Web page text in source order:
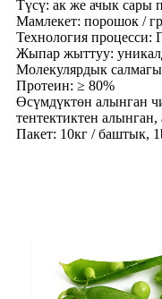
Түсү: ак же ачык сары
Мамлекет: порошок /
Технология процесси:
Жыпар жыттуу:
Молекулярдык
Протеин: ≥ 80%
Өсүмдүктөн алынган
тентектиктен
Пакет: 10кг / баштык,